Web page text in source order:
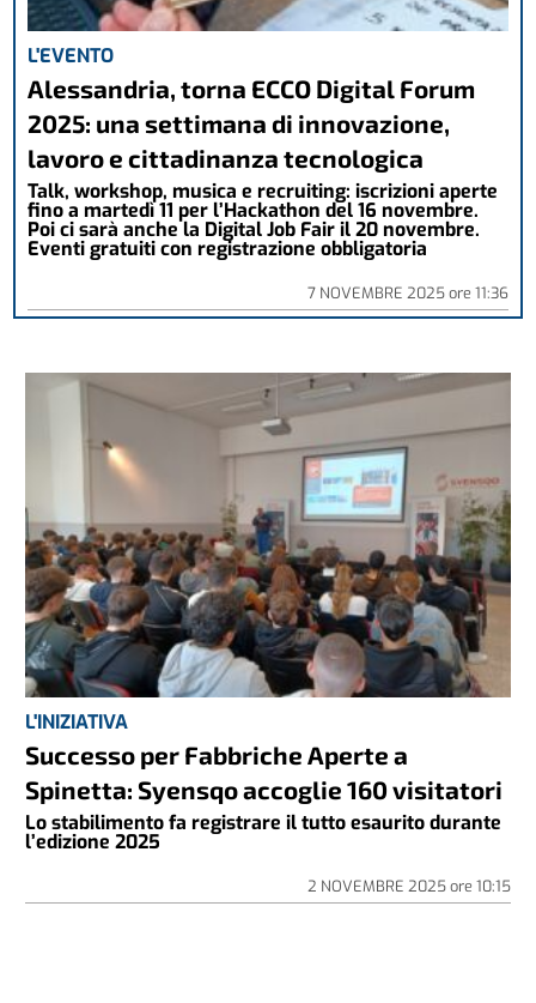
L'EVENTO
Alessandria, torna ECCO Digital Forum
2025: una settimana di innovazione,
lavoro e cittadinanza tecnologica
Talk, workshop, musica e recruiting: iscrizioni aperte
fino a martedì 11 per l’Hackathon del 16 novembre.
Poi ci sarà anche la Digital Job Fair il 20 novembre.
Eventi gratuiti con registrazione obbligatoria
7 NOVEMBRE 2025ore 11:36
L'INIZIATIVA
Successo per Fabbriche Aperte a
Spinetta: Syensqo accoglie 160 visitatori
Lo stabilimento fa registrare il tutto esaurito durante
l’edizione 2025
2 NOVEMBRE 2025ore 10:15